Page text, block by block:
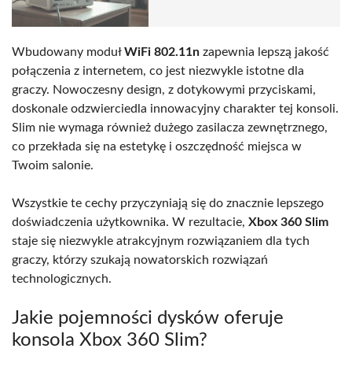
Wbudowany modułWiFi 802.11n zapewnia lepszą jakość
połączenia z internetem, co jest niezwykle istotne dla
graczy. Nowoczesny design, z dotykowymi przyciskami,
doskonale odzwierciedla innowacyjny charakter tej konsoli.
Slim nie wymaga również dużego zasilacza zewnętrznego,
co przekłada się na estetykę i oszczędność miejsca w
Twoim salonie.
Wszystkie te cechy przyczyniają się do znacznie lepszego
doświadczenia użytkownika. W rezultacie, Xbox 360 Slim
staje się niezwykle atrakcyjnym rozwiązaniem dla tych
graczy, którzy szukają nowatorskich rozwiązań
technologicznych.
Jakie pojemności dysków oferuje
konsola Xbox 360 Slim?